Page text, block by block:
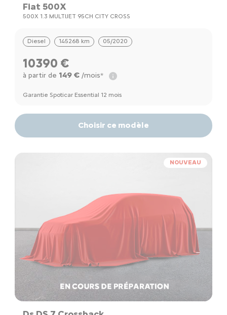
Fiat 500X
500X 1.3 MULTIJET 95CH CITY CROSS
Diesel 145268 km 05/2020
10390 €
à partir de 149 €/mois*
Garantie Spoticar Essential 12 mois
Choisir ce modèle
NOUVEAU